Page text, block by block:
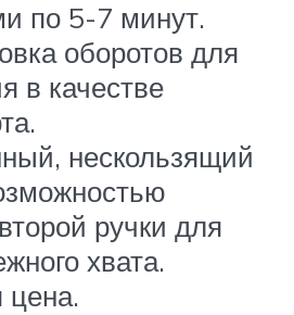
по 5-7 минут.
оборотов для
в качестве
нескользящий
ручки для
хвата.
цена.